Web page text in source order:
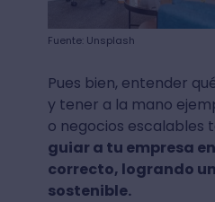
Fuente: Unsplash
Pues bien, entender
y tener a la mano
o negocios escalables
guiar a tu empresa
correcto, logrando
sostenible.